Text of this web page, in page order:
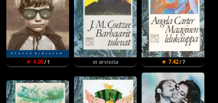
★ 4.00/ 1 ei arvioita ★ 7.42/ 7